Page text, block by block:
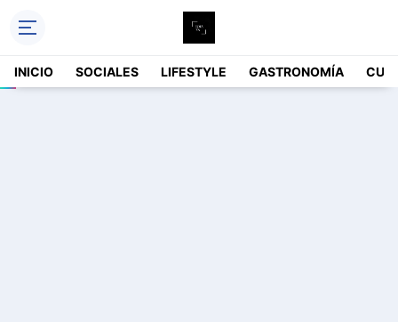
INICIO SOCIALES LIFESTYLE GASTRONOMÍA